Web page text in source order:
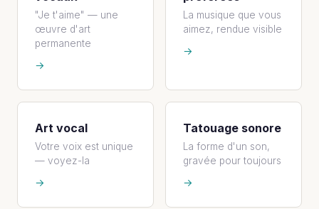
"Je t'aime" — une
œuvre d'art
permanente
→
La musique que vous
aimez, rendue visible
→
Art vocal
Votre voix est unique
— voyez-la
→
Tatouage sonore
La forme d'un son,
gravée pour toujours
→